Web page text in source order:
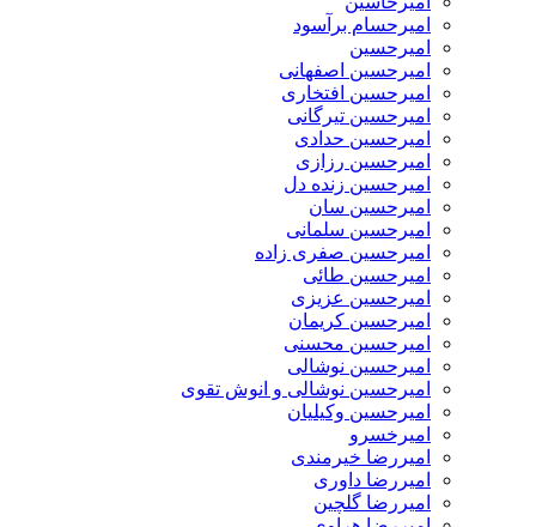
امیرحسام برآسود
امیرحسین
امیرحسین اصفهانی
امیرحسین افتخاری
امیرحسین تیرگانی
امیرحسین حدادی
امیرحسین رزازی
امیرحسین زنده دل
امیرحسین سان
امیرحسین سلمانی
امیرحسین صفری زاده
امیرحسین طائی
امیرحسین عزیزی
امیرحسین کریمان
امیرحسین محسنی
امیرحسین نوشالی
امیرحسین نوشالی و انوش تقوی
امیرحسین وکیلیان
امیرخسرو
امیررضا خیرمندی
امیررضا داوری
امیررضا گلچین